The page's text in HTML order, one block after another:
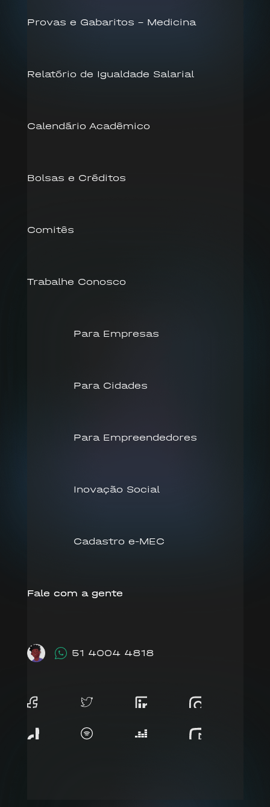
Provas e Gabaritos – Medicina
Relatório de Igualdade Salarial
Calendário Acadêmico
Bolsas e Créditos
Comitês
Trabalhe Conosco
Para Empresas
Para Cidades
Para Empreendedores
Inovação Social
Cadastro e-MEC
Fale com a gente
51 4004 4818